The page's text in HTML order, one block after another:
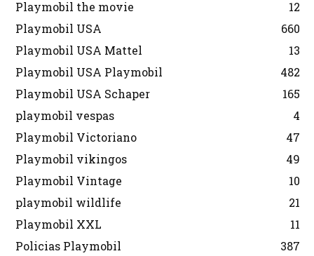
Playmobil the movie
12
Playmobil USA
660
Playmobil USA Mattel
13
Playmobil USA Playmobil
482
Playmobil USA Schaper
165
playmobil vespas
4
Playmobil Victoriano
47
Playmobil vikingos
49
Playmobil Vintage
10
playmobil wildlife
21
Playmobil XXL
11
Policias Playmobil
387